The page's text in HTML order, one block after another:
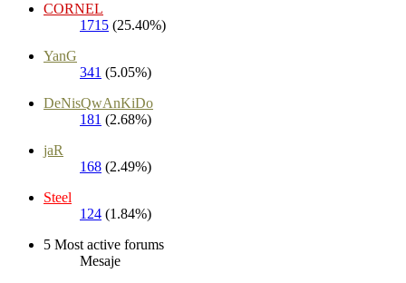
CORNEL
1715 (25.40%)
YanG
341 (5.05%)
DeNisQwAnKiDo
181 (2.68%)
jaR
168 (2.49%)
Steel
124 (1.84%)
5 Most active forums
Mesaje